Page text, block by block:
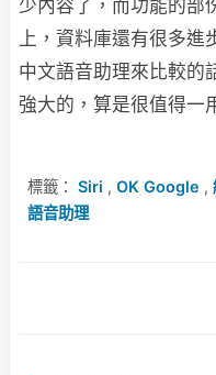
少內容了，而功能的部
上，資料庫還有很多進
中文語音助理來比較的
強大的，算是很值得一
標籤： Siri , OK Google ,
語音助理